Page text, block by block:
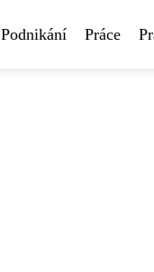
Podnikání Práce